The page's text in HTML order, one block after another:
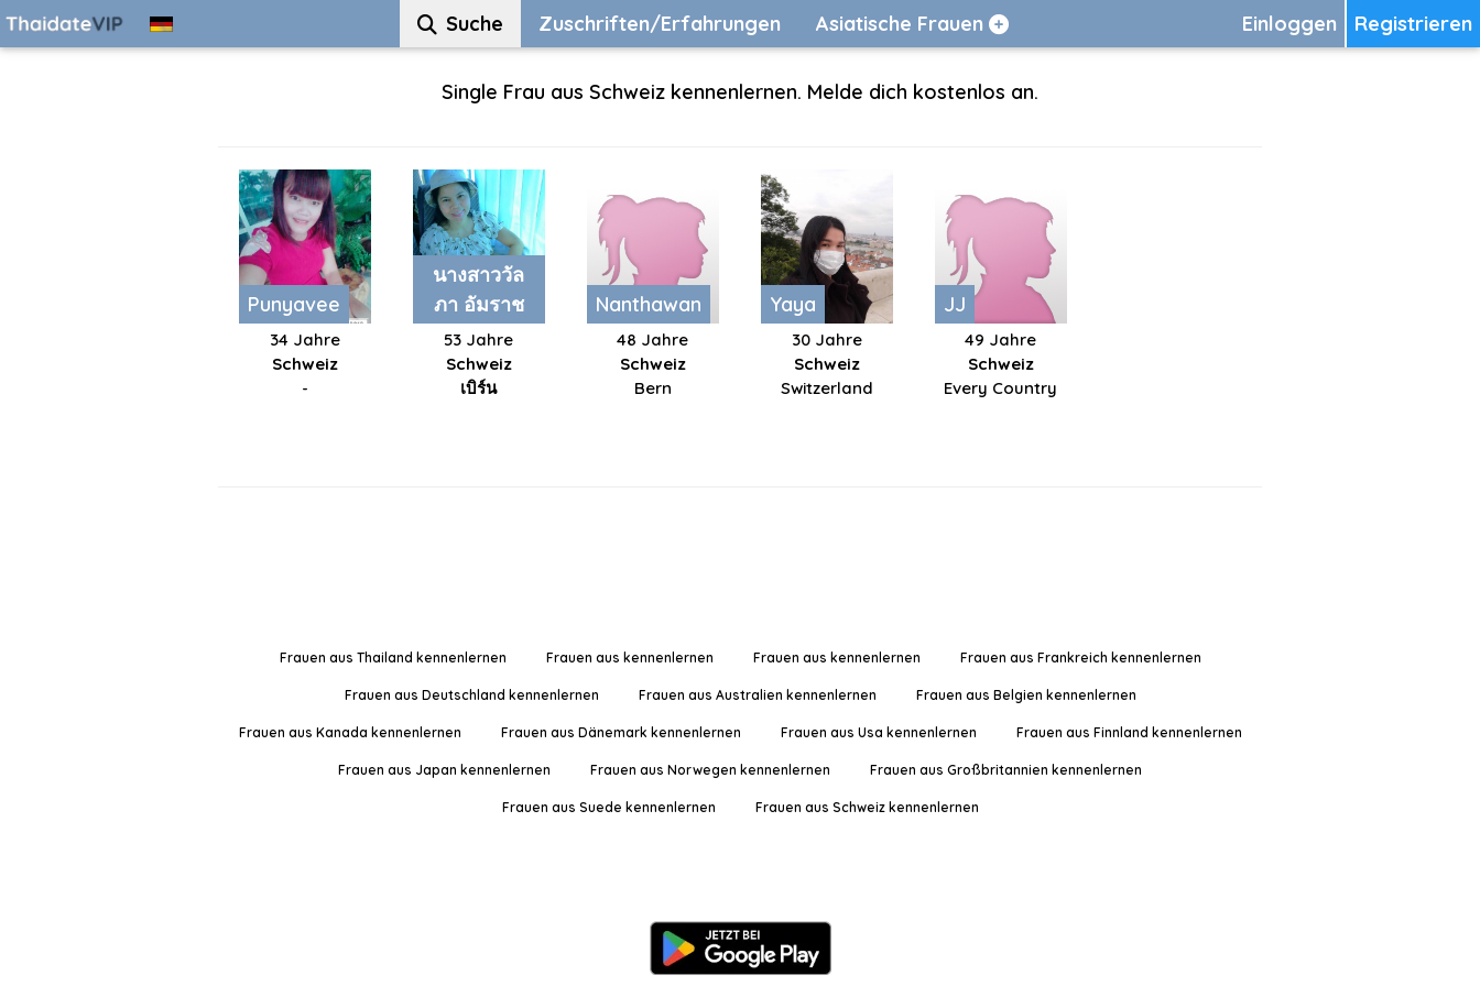
Registrieren
Einloggen
Suche Zuschriften/Erfahrungen Asiatische Frauen
Single Frau aus Schweiz kennenlernen. Melde dich kostenlos an.
Punyavee
34 Jahre
Schweiz
-
นางสาววัล
ภา อัมราช
53 Jahre
Schweiz
เบิร์น
Nanthawan
48 Jahre
Schweiz
Bern
Yaya
30 Jahre
Schweiz
Switzerland
JJ
49 Jahre
Schweiz
Every Country
Frauen aus Thailand kennenlernen Frauen aus kennenlernen Frauen aus kennenlernen Frauen aus Frankreich kennenlernen
Frauen aus Deutschland kennenlernen Frauen aus Australien kennenlernen Frauen aus Belgien kennenlernen
Frauen aus Kanada kennenlernen Frauen aus Dänemark kennenlernen Frauen aus Usa kennenlernen Frauen aus Finnland kennenlernen
Frauen aus Japan kennenlernen Frauen aus Norwegen kennenlernen Frauen aus Großbritannien kennenlernen
Frauen aus Suede kennenlernen Frauen aus Schweiz kennenlernen